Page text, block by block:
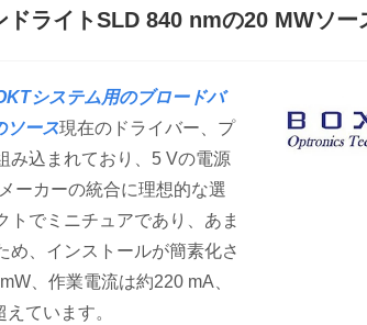
ライトSLD 840 nmの20 MWソー
システム用のブロードバ
ソース現在のドライバー、プ
み込まれており、5 Vの電源
ーカーの統合に理想的な選
トでミニチュアであり、あま
め、インストールが簡素化さ
、作業電流は約220 mA、
ています。